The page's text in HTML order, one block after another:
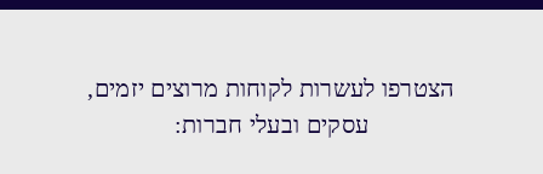
הצטרפו לעשרות לקוחות מרוצים יזמים,
עסקים ובעלי חברות: